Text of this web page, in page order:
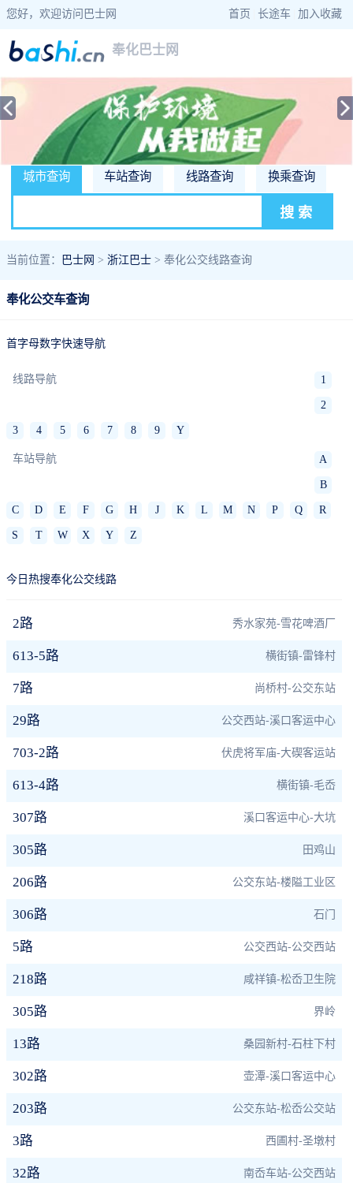
您好，欢迎访问巴士网 首页 长途车 加入收藏
奉化巴士网
城市查询 车站查询 线路查询 换乘查询
当前位置： 巴士网 > 浙江巴士 > 奉化公交线路查询
奉化公交车查询
首字母数字快速导航
线路导航 1
2
3 4 5 6 7 8 9 Y
车站导航 A
B
C D E F G H J K L M N P Q R
S T W X Y Z
今日热搜奉化公交线路
2路 秀水家苑-雪花啤酒厂
613-5路 横街镇-雷锋村
7路 尚桥村-公交东站
29路 公交西站-溪口客运中心
703-2路 伏虎将军庙-大碶客运站
613-4路 横街镇-毛岙
307路 溪口客运中心-大坑
305路 田鸡山
206路 公交东站-楼隘工业区
306路 石门
5路 公交西站-公交西站
218路 咸祥镇-松岙卫生院
305路 界岭
13路 桑园新村-石柱下村
302路 壶潭-溪口客运中心
203路 公交东站-松岙公交站
3路 西圃村-圣墩村
32路 南岙车站-公交西站